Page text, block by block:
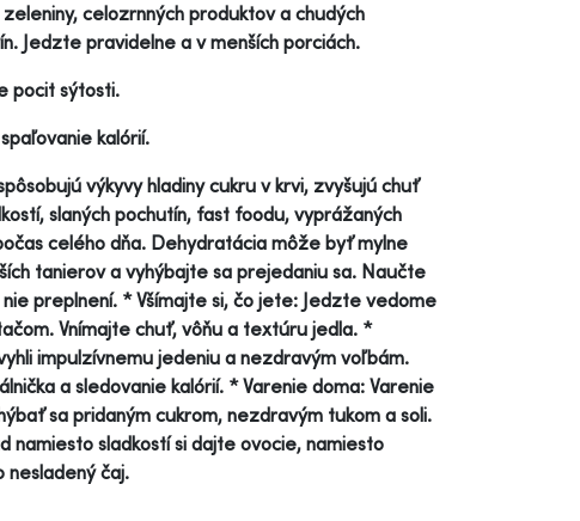
celozrnných produktov a chudých
Jedzte pravidelne a v menších porciách.
pocit sýtosti.
kalórií.
výkyvy hladiny cukru v krvi, zvyšujú chuť
slaných pochutín, fast foodu, vyprážaných
celého dňa. Dehydratácia môže byť mylne
tanierov a vyhýbajte sa prejedaniu sa. Naučte
preplnení. * Všímajte si, čo jete: Jedzte vedome
Vnímajte chuť, vôňu a textúru jedla. *
impulzívnemu jedeniu a nezdravým voľbám.
a sledovanie kalórií. * Varenie doma: Varenie
sa pridaným cukrom, nezdravým tukom a soli.
sladkostí si dajte ovocie, namiesto
nesladený čaj.